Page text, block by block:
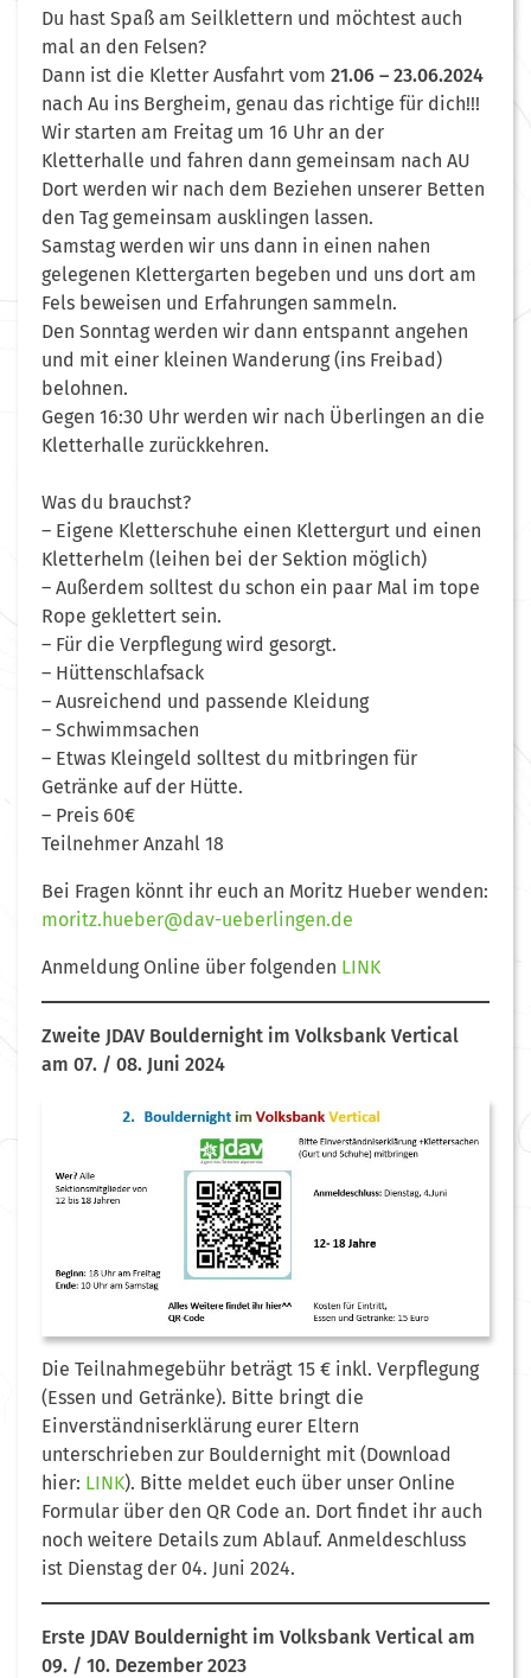
Du hast Spaß am Seilklettern und möchtest auch
mal an den Felsen?
Dann ist die Kletter Ausfahrt vom 21.06 – 23.06.2024
nach Au ins Bergheim, genau das richtige für dich!!!
Wir starten am Freitag um 16 Uhr an der
Kletterhalle und fahren dann gemeinsam nach AU
Dort werden wir nach dem Beziehen unserer Betten
den Tag gemeinsam ausklingen lassen.
Samstag werden wir uns dann in einen nahen
gelegenen Klettergarten begeben und uns dort am
Fels beweisen und Erfahrungen sammeln.
Den Sonntag werden wir dann entspannt angehen
und mit einer kleinen Wanderung (ins Freibad)
belohnen.
Gegen 16:30 Uhr werden wir nach Überlingen an die
Kletterhalle zurückkehren.
Was du brauchst?
– Eigene Kletterschuhe einen Klettergurt und einen
Kletterhelm (leihen bei der Sektion möglich)
– Außerdem solltest du schon ein paar Mal im tope
Rope geklettert sein.
– Für die Verpflegung wird gesorgt.
– Hüttenschlafsack
– Ausreichend und passende Kleidung
– Schwimmsachen
– Etwas Kleingeld solltest du mitbringen für
Getränke auf der Hütte.
– Preis 60€
Teilnehmer Anzahl 18
Bei Fragen könnt ihr euch an Moritz Hueber wenden:
moritz.hueber@dav-ueberlingen.de
Anmeldung Online über folgenden LINK
Zweite JDAV Bouldernight im Volksbank Vertical
am 07. / 08. Juni 2024
Die Teilnahmegebühr beträgt 15 € inkl. Verpflegung
(Essen und Getränke). Bitte bringt die
Einverständniserklärung eurer Eltern
unterschrieben zur Bouldernight mit (Download
hier: LINK). Bitte meldet euch über unser Online
Formular über den QR Code an. Dort findet ihr auch
noch weitere Details zum Ablauf. Anmeldeschluss
ist Dienstag der 04. Juni 2024.
Erste JDAV Bouldernight im Volksbank Vertical am
09. / 10. Dezember 2023